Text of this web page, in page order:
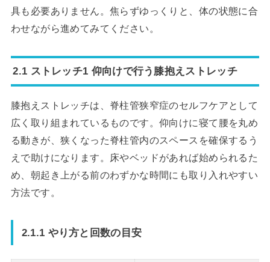
具も必要ありません。焦らずゆっくりと、体の状態に合
わせながら進めてみてください。
2.1 ストレッチ1 仰向けで行う膝抱えストレッチ
膝抱えストレッチは、脊柱管狭窄症のセルフケアとして
広く取り組まれているものです。仰向けに寝て腰を丸め
る動きが、狭くなった脊柱管内のスペースを確保するう
えで助けになります。床やベッドがあれば始められるた
め、朝起き上がる前のわずかな時間にも取り入れやすい
方法です。
2.1.1 やり方と回数の目安